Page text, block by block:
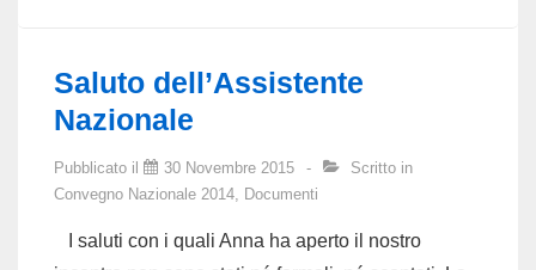
CHIESA
E
UN
VOLTO
Saluto dell’Assistente
Nazionale
Pubblicato il 30 Novembre 2015
Scritto in
Convegno Nazionale 2014, Documenti
I saluti con i quali Anna ha aperto il nostro